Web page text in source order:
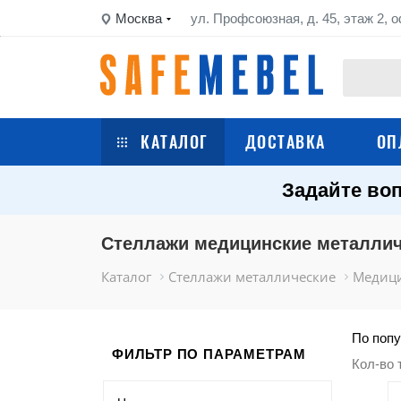
Москва ул. Профсоюзная, д. 45, этаж 2,
КАТАЛОГ
Шкафы металлические
Стеллажи металлические
ДОСТАВКА
Задайте
Стеллажи медицинские
Каталог Стеллажи металлические
ФИЛЬТР ПО ПАРАМЕТРАМ
По
Кол-во